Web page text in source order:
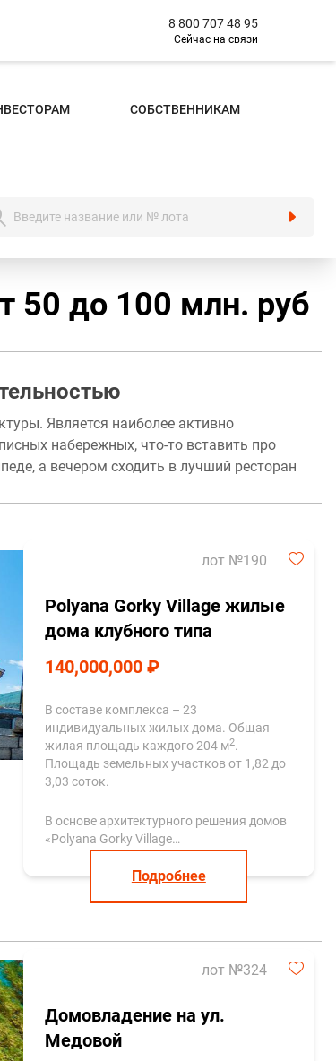
8 800 707 48 95
Сейчас на связи
СОБСТВЕННИКАМ
50 до 100 млн. руб
Является наиболее активно
набережных, что-то вставить про
а вечером сходить в лучший ресторан
лот №190
Polyana Gorky Village жилые
дома клубного типа
140,000,000 ₽
В составе комплекса – 23
индивидуальных жилых дома. Общая
жилая площадь каждого 204 м2.
Площадь земельных участков от 1,82 до
3,03 соток.
В основе архитектурного решения домов
«Polyana Gorky Village…
Подробнее
лот №324
Домовладение на ул.
Медовой